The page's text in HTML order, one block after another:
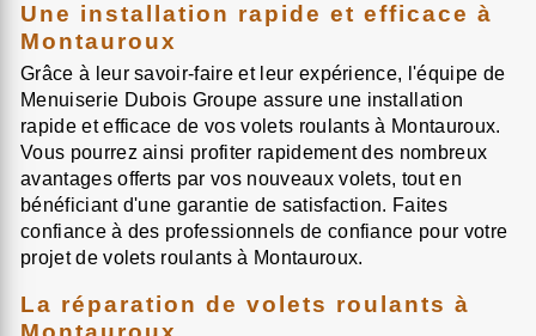
Une installation rapide et efficace à
Montauroux
Grâce à leur savoir-faire et leur expérience, l'équipe de
Menuiserie Dubois Groupe assure une installation
rapide et efficace de vos volets roulants à Montauroux.
Vous pourrez ainsi profiter rapidement des nombreux
avantages offerts par vos nouveaux volets, tout en
bénéficiant d'une garantie de satisfaction. Faites
confiance à des professionnels de confiance pour votre
projet de volets roulants à Montauroux.
La réparation de volets roulants à